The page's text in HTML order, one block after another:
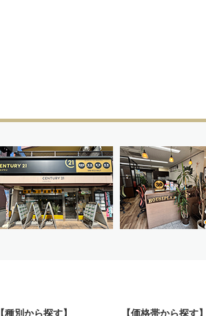
【種別から探す】 【価格帯から探す】